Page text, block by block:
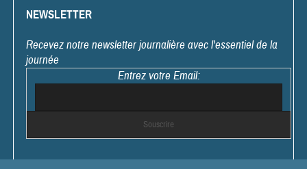
NEWSLETTER
Recevez notre newsletter journalière avec l'essentiel de la
journée
Entrez votre Email: